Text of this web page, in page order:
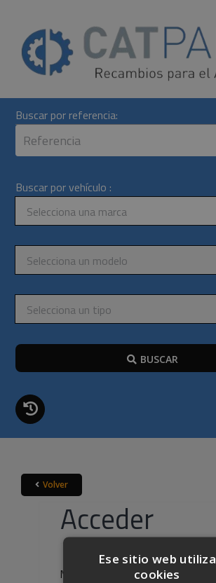
content
Buscar por referencia:
Buscar por vehículo :
Selecciona una marca
Selecciona un modelo
Selecciona un tipo
BUSCAR
Volver
Acceder
Nombre de usuario o correo
Ese sitio web utiliza
cookies